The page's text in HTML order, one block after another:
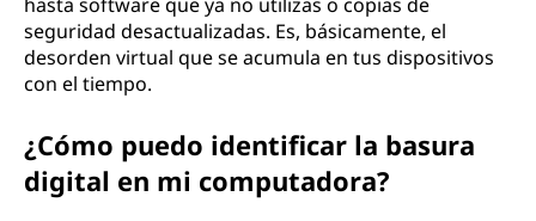
seguridad desactualizadas. Es, básicamente, el
desorden virtual que se acumula en tus dispositivos
con el tiempo.
¿Cómo puedo identificar la basura
digital en mi computadora?